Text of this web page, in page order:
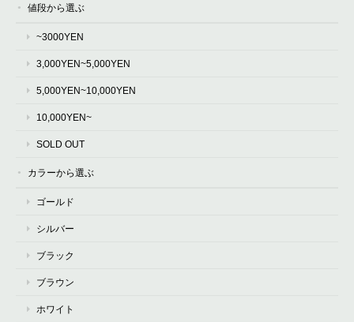
値段から選ぶ
~3000YEN
3,000YEN~5,000YEN
5,000YEN~10,000YEN
10,000YEN~
SOLD OUT
カラーから選ぶ
ゴールド
シルバー
ブラック
ブラウン
ホワイト